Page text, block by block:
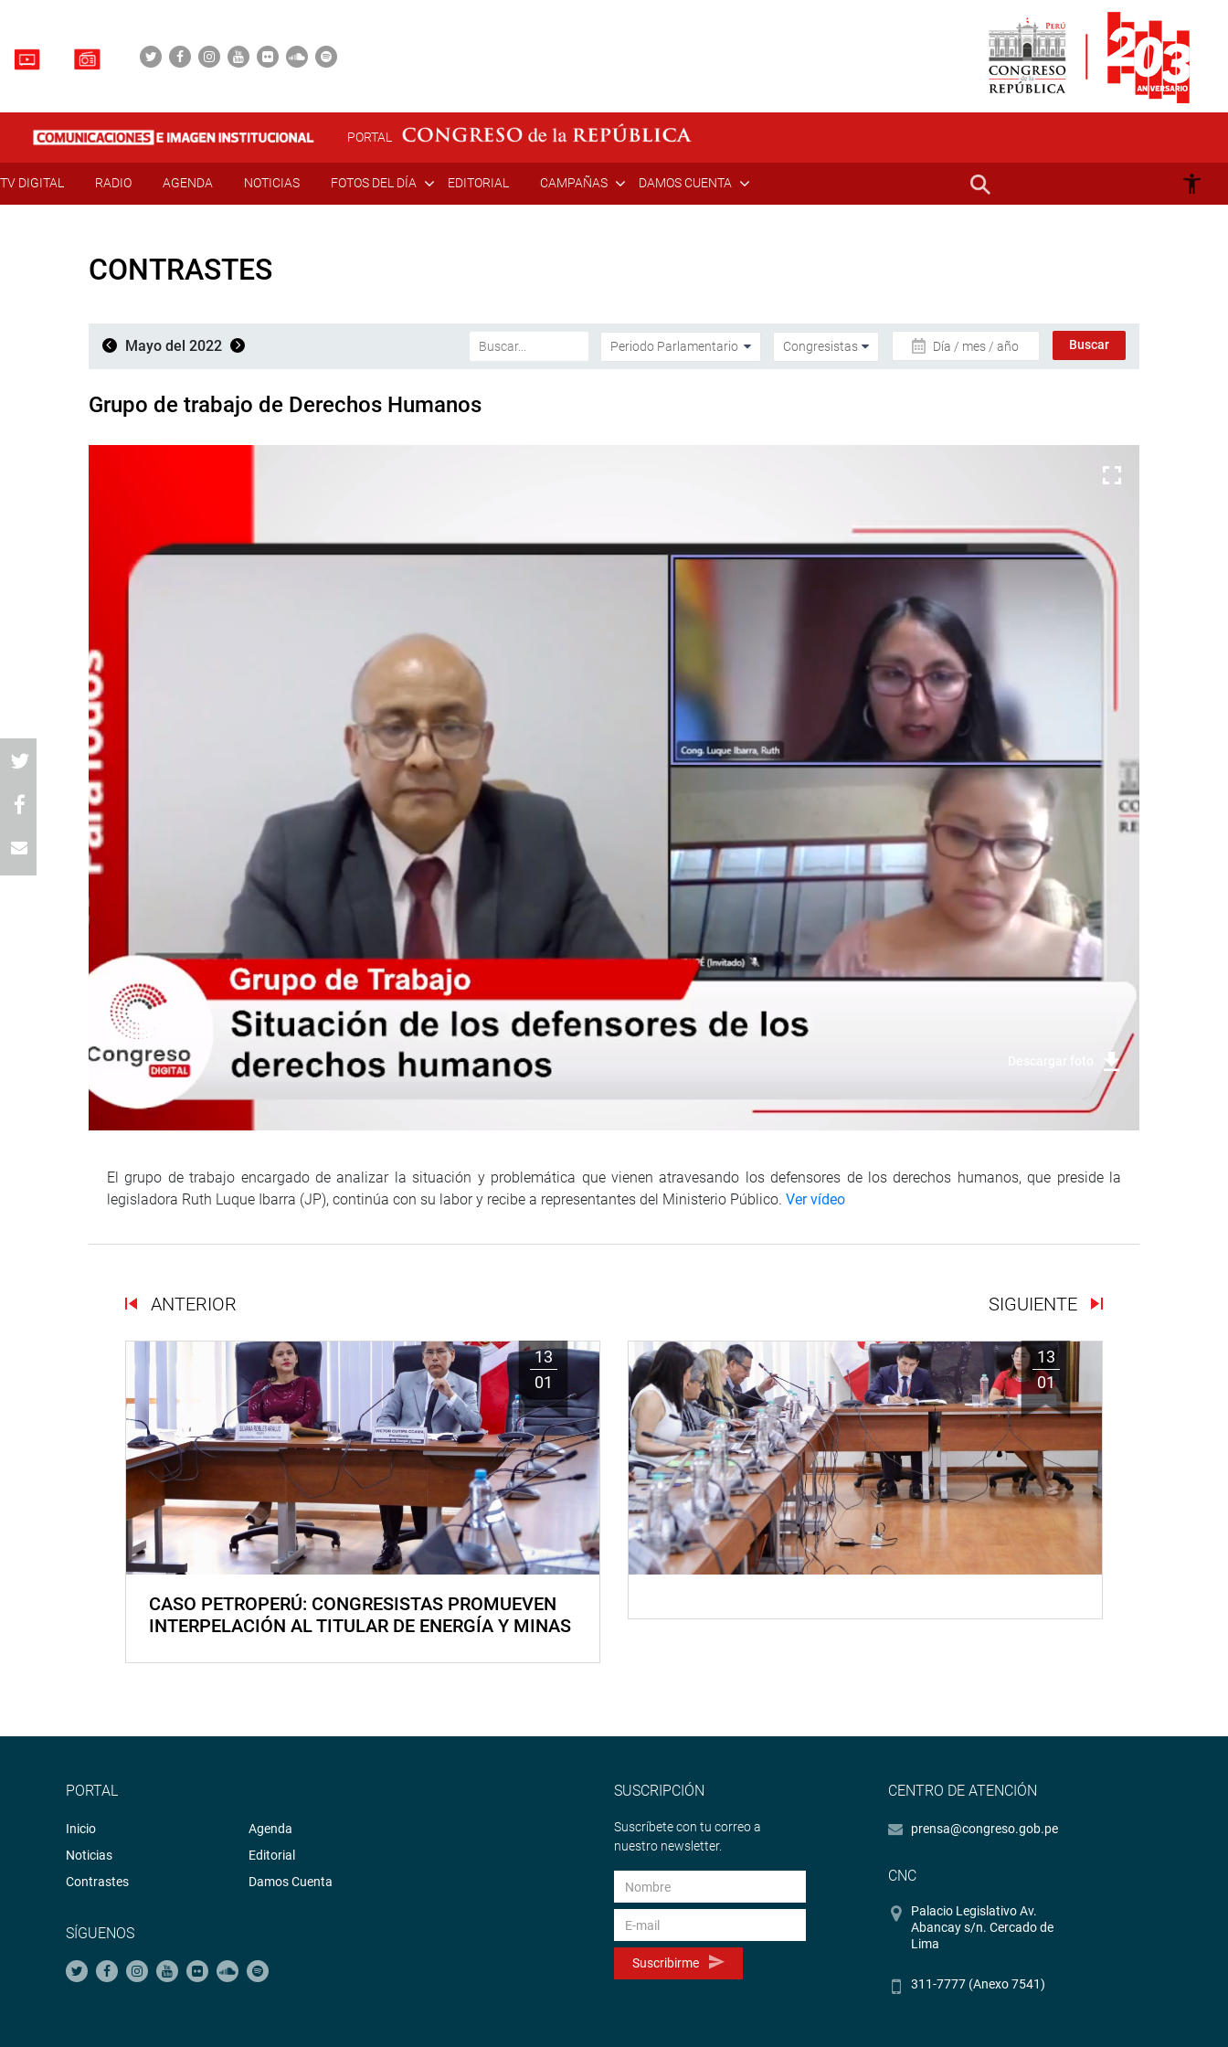
PORTAL
TV DIGITAL RADIO AGENDA NOTICIAS FOTOS DEL DÍA EDITORIAL CAMPAÑAS DAMOS CUENTA
CONTRASTES
Mayo del 2022 Día / mes / año
Grupo de trabajo de Derechos Humanos
El grupo de trabajo encargado de analizar la situación y problemática que vienen atravesando los defensores de los derechos humanos, que preside la
legisladora Ruth Luque Ibarra (JP), continúa con su labor y recibe a representantes del Ministerio Público. Ver vídeo
ANTERIOR SIGUIENTE
13
01
CASO PETROPERÚ: CONGRESISTAS PROMUEVEN
INTERPELACIÓN AL TITULAR DE ENERGÍA Y MINAS
13
01
PORTAL
Inicio
Noticias
Contrastes
Agenda
Editorial
Damos Cuenta
SÍGUENOS
SUSCRIPCIÓN
Suscríbete con tu correo a
nuestro newsletter.
Suscribirme
CENTRO DE ATENCIÓN
prensa@congreso.gob.pe
CNC
Palacio Legislativo Av.
Abancay s/n. Cercado de
Lima
311-7777 (Anexo 7541)